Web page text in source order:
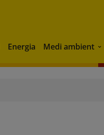
Energia Medi ambient